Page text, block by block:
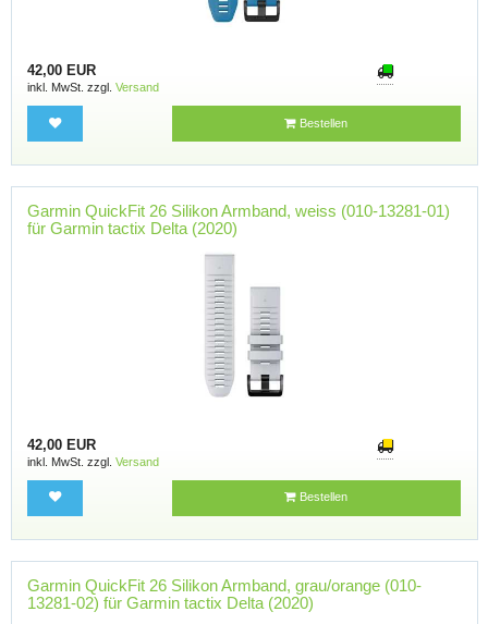
42,00 EUR
inkl. MwSt. zzgl. Versand
Bestellen
Garmin QuickFit 26 Silikon Armband, weiss (010-13281-01)
für Garmin tactix Delta (2020)
42,00 EUR
inkl. MwSt. zzgl. Versand
Bestellen
Garmin QuickFit 26 Silikon Armband, grau/orange (010-
13281-02) für Garmin tactix Delta (2020)